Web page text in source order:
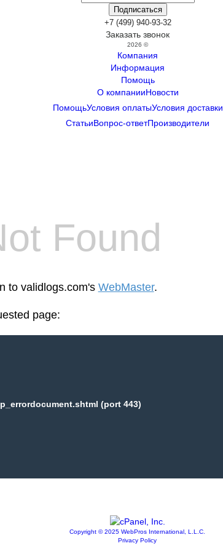
+7 (499) 940-93-32
Заказать звонок
2026 ©
Компания
Информация
Помощь
О компанииНовости
ПомощьУсловия оплатыУсловия доставки
СтатьиВопрос-ответПроизводители
Found
to validlogs.com's WebMaster.
page:
(port 443)
Copyright © 2025 WebPros International, L.L.C.
Privacy Policy